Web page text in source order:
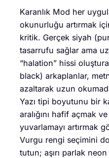
Karanlık Mod her
okunurluğu artırmak
kritik. Gerçek siyah
tasarrufu sağlar ama
“halation” hissi
black) arkaplanlar,
azaltarak uzun
Yazı tipi boyutunu bir
aralığını hafif açmak
yuvarlamayı artırmak
Vurgu rengi seçimini
tutun; aşırı parlak